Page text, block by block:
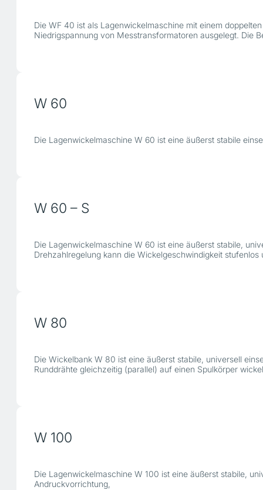
Die WF 40 ist als Lagenwickelmaschine mit einem
Niedrigspannung von Messtransformatoren ausgelegt.
W 60
Die Lagenwickelmaschine W 60 ist eine äußerst stabile
W 60 – S
Die Lagenwickelmaschine W 60 ist eine äußerst stabile,
Drehzahlregelung kann die Wickelgeschwindigkeit
W 80
Die Wickelbank W 80 ist eine äußerst stabile, universell
Runddrähte gleichzeitig (parallel) auf einen Spulkörper
W 100
Die Lagenwickelmaschine W 100 ist eine äußerst stabile,
Andruckvorrichtung,